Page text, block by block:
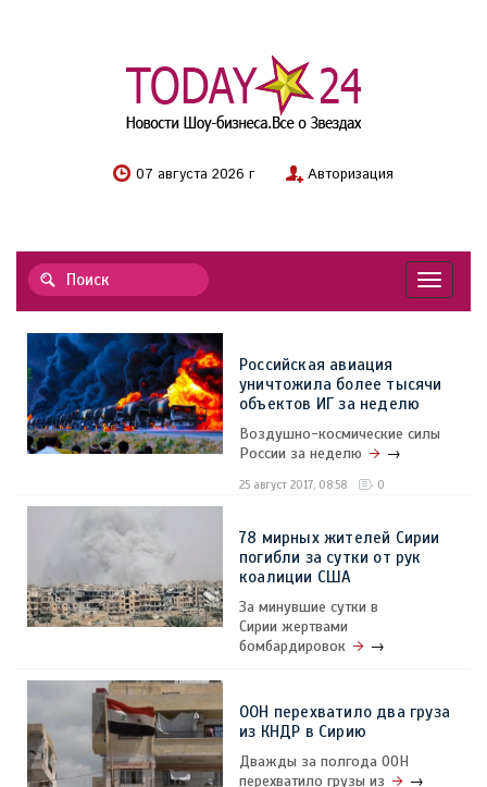
07 августа 2026 г Авторизация
Российская авиация
уничтожила более тысячи
объектов ИГ за неделю
Воздушно-космические силы
России за неделю
→
25 август 2017, 08:58 0
78 мирных жителей Сирии
погибли за сутки от рук
коалиции США
За минувшие сутки в
Сирии жертвами
бомбардировок
→
ООН перехватило два груза
из КНДР в Сирию
Дважды за полгода ООН
перехватило грузы из
→